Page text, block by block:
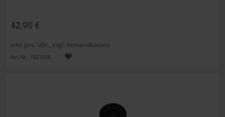
42,90 €
inkl. ges. USt., zzgl. Versandkosten
Art.Nr. 1821698